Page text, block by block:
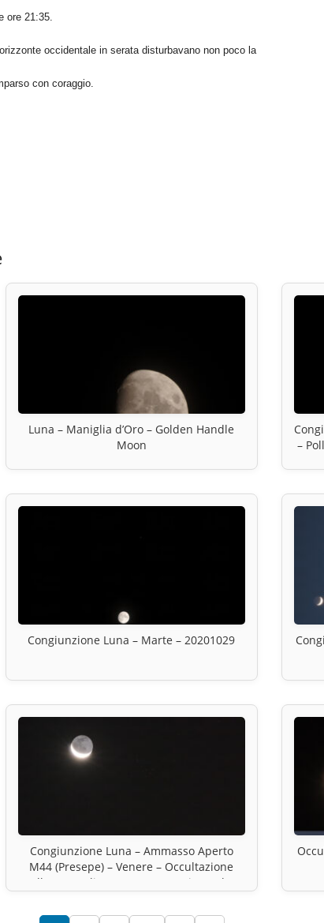
ore 21:35.
occidentale in serata disturbavano non poco la
con coraggio.
Luna – Maniglia d’Oro – Golden Handle
Moon
–
Congiunzione Luna – Marte – 20201029
Congiunzione Luna – Ammasso Aperto
M44 (Presepe) – Venere – Occultazione
Asellus Borealis – Gamma Cancri Occultata